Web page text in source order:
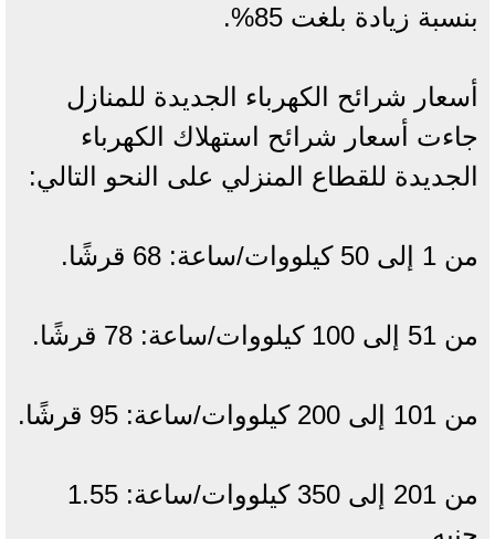
بنسبة زيادة بلغت 85%.
أسعار شرائح الكهرباء الجديدة للمنازل
جاءت أسعار شرائح استهلاك الكهرباء
الجديدة للقطاع المنزلي على النحو التالي:
من 1 إلى 50 كيلووات/ساعة: 68 قرشًا.
من 51 إلى 100 كيلووات/ساعة: 78 قرشًا.
من 101 إلى 200 كيلووات/ساعة: 95 قرشًا.
من 201 إلى 350 كيلووات/ساعة: 1.55